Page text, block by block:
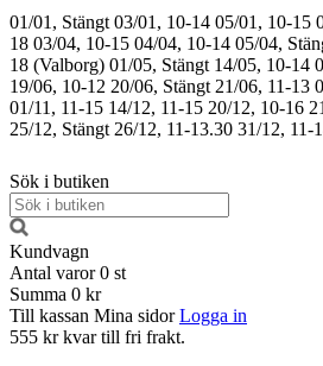
01/01, Stängt 03/01, 10-14 05/01, 10-15
18 03/04, 10-15 04/04, 10-14 05/04,
18 (Valborg) 01/05, Stängt 14/05, 10-14
19/06, 10-12 20/06, Stängt 21/06, 11-13
01/11, 11-15 14/12, 11-15 20/12, 10-16
25/12, Stängt 26/12, 11-13.30 31/12, 11-
Sök i butiken
Kundvagn
Antal varor 0 st
Summa 0 kr
Till kassan Mina sidor Logga in
555 kr kvar till fri frakt.